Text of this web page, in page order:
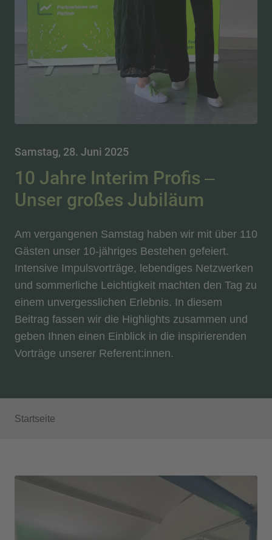
Samstag, 28. Juni 2025
10 Jahre Interim Profis –
Unser großes Jubiläum
Am vergangenen Samstag haben wir mit über 110
Gästen unser 10-jähriges Bestehen gefeiert.
Intensive Impulsvorträge, lebendiges Netzwerken
und sommerliche Leichtigkeit machten den Tag zu
einem unvergesslichen Erlebnis. In diesem
Beitrag fassen wir die Highlights zusammen und
geben Ihnen einen Einblick in die inspirierenden
Vorträge unserer Referent:innen.
Startseite